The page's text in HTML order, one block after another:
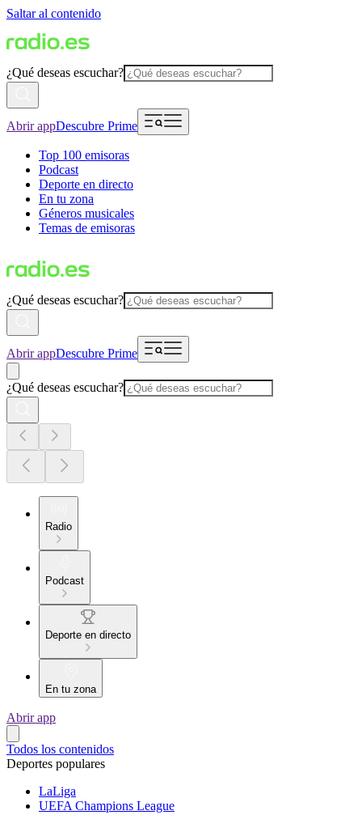
Saltar al contenido
¿Qué deseas escuchar?
Abrir appDescubre Prime
Top 100 emisoras
Podcast
Deporte en directo
En tu zona
Géneros musicales
Temas de emisoras
¿Qué deseas escuchar?
Abrir appDescubre Prime
¿Qué deseas escuchar?
Radio
Podcast
Deporte en directo
En tu zona
Abrir app
Todos los contenidos
Deportes populares
LaLiga
UEFA Champions League